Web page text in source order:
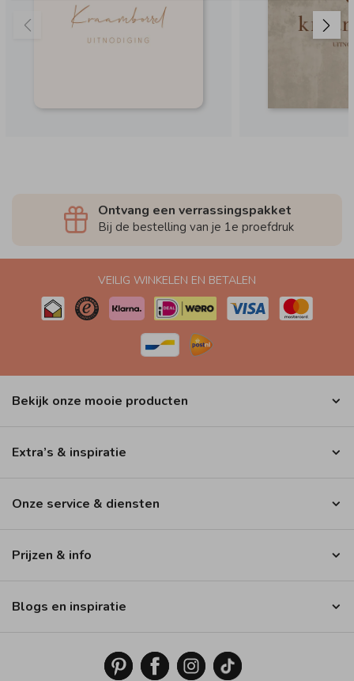
Ontvang een verrassingspakket
Bij de bestelling van je 1e proefdruk
VEILIG WINKELEN EN BETALEN
Bekijk onze mooie producten
Extra’s & inspiratie
Onze service & diensten
Prijzen & info
Blogs en inspiratie